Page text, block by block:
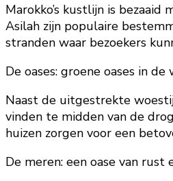
Marokko’s kustlijn is
Asilah zijn populaire
stranden waar bezoekers
De oases: groene oases in de
Naast de uitgestrekte
vinden te midden van de
huizen zorgen voor een
De meren: een oase van rust